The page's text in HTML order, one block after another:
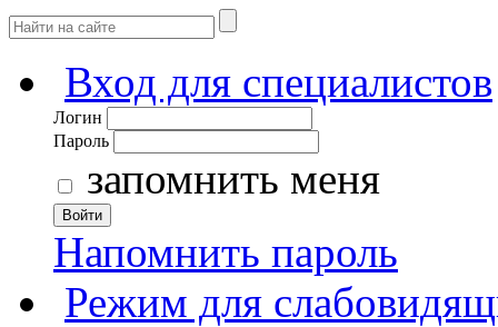
Вход для специалистов
Логин
Пароль
запомнить меня
Войти
Напомнить пароль
Режим для